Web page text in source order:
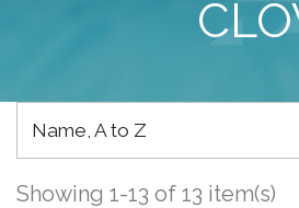
Name, A to Z
Showing 1-13 of 13 item(s)